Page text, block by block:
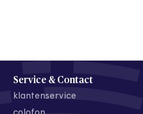
Service & Contact
klantenservice